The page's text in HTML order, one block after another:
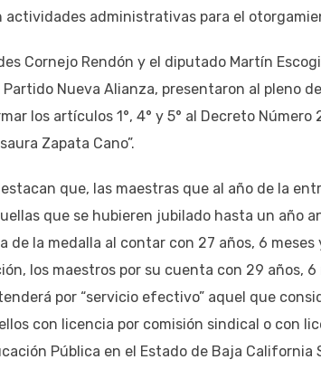
actividades administrativas para el
Cornejo Rendón y el diputado Martín
Nueva Alianza, presentaron al pleno
los artículos 1°, 4° y 5° al Decreto
Zapata Cano”.
que, las maestras que al año de la
que se hubieren jubilado hasta un año
de la medalla al contar con 27 años, 6
los maestros por su cuenta con 29 años,
por “servicio efectivo” aquel que
con licencia por comisión sindical o con
Pública en el Estado de Baja